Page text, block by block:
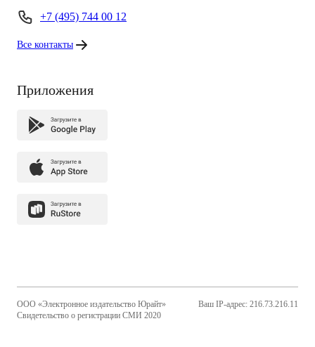
+7 (495) 744 00 12
Все контакты
Приложения
ООО «Электронное издательство Юрайт»
Свидетельство о регистрации СМИ 2020
Ваш IP-адрес: 216.73.216.11